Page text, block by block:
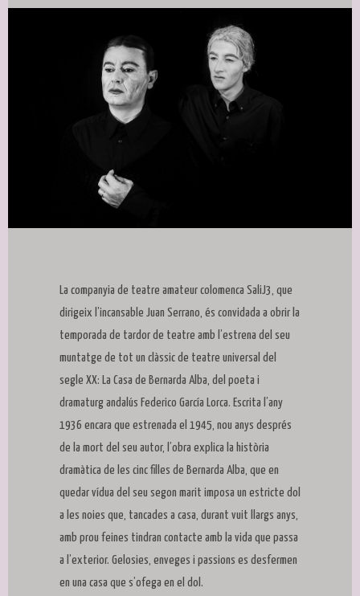
La companyia de teatre amateur colomenca SaliJ3, que
dirigeix l’incansable Juan Serrano, és convidada a obrir la
temporada de tardor de teatre amb l’estrena del seu
muntatge de tot un clàssic de teatre universal del
segle XX: La Casa de Bernarda Alba, del poeta i
dramaturg andalús Federico García Lorca. Escrita l’any
1936 encara que estrenada el 1945, nou anys després
de la mort del seu autor, l’obra explica la història
dramàtica de les cinc filles de Bernarda Alba, que en
quedar vídua del seu segon marit imposa un estricte dol
a les noies que, tancades a casa, durant vuit llargs anys,
amb prou feines tindran contacte amb la vida que passa
a l’exterior. Gelosies, enveges i passions es desfermen
en una casa que s’ofega en el dol.